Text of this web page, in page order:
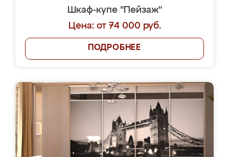
Шкаф-купе "Пейзаж"
Цена: от 74 000 руб.
ПОДРОБНЕЕ